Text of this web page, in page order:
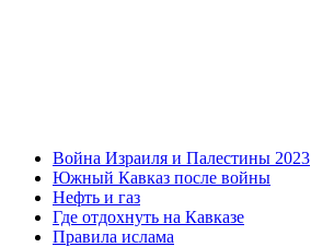
Война Израиля и Палестины 2023
Южный Кавказ после войны
Нефть и газ
Где отдохнуть на Кавказе
Правила ислама